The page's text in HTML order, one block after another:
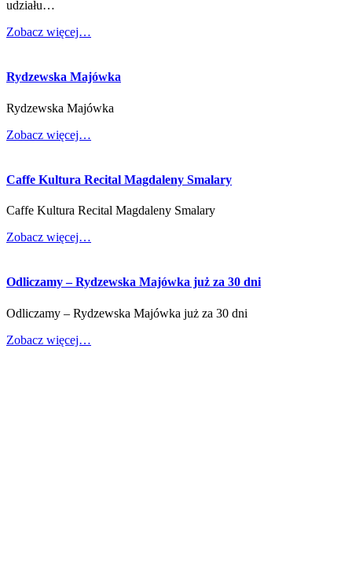
udziału…
Zobacz więcej…
Rydzewska Majówka
Rydzewska Majówka
Zobacz więcej…
Caffe Kultura Recital Magdaleny Smalary
Caffe Kultura Recital Magdaleny Smalary
Zobacz więcej…
Odliczamy – Rydzewska Majówka już za 30 dni
Odliczamy – Rydzewska Majówka już za 30 dni
Zobacz więcej…